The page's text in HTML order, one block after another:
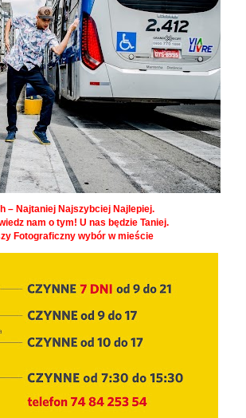
– Najtaniej Najszybciej Najlepiej.
nam o tym! U nas będzie Taniej.
Fotograficzny wybór w mieście